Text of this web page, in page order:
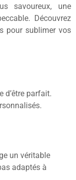
savoureux, une
Découvrez
pour sublimer vos
d’être parfait.
un véritable
adaptés à